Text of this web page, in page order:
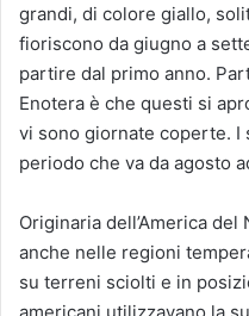
grandi, di colore giallo,
fioriscono da giugno a
partire dal primo anno.
Enotera è che questi si
vi sono giornate coperte. I
periodo che va da agosto
Originaria dell’America
anche nelle regioni
su terreni sciolti e in